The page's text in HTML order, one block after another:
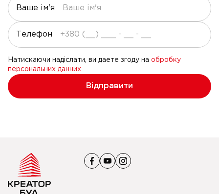
Ваше ім'я
Телефон
Натискаючи надіслати, ви даете згоду на обробку
персональних данних
Відправити